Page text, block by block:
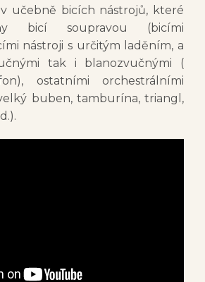
učebně bicích nástrojů, které
bicí soupravou (bicími
nástroji s určitým laděním, a
tak i blanozvučnými (
ostatními orchestrálními
buben, tamburína, triangl,